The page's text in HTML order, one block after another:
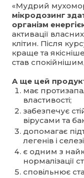
«Мудрий
мікродозинг
організм
активації
клітин. Після
краще та
став
А ще цей
має
властивості;
забезпечує
вірусами та
допомагає
легенів і
є одним з
нормалізації
сповільнює